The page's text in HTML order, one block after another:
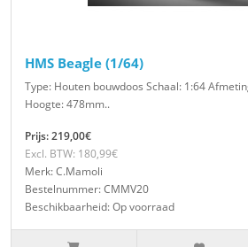
HMS Beagle (1/64)
Type: Houten bouwdoos Schaal: 1:64
Hoogte: 478mm..
Prijs: 219,00€
Excl. BTW: 180,99€
Merk: C.Mamoli
Bestelnummer: CMMV20
Beschikbaarheid: Op voorraad